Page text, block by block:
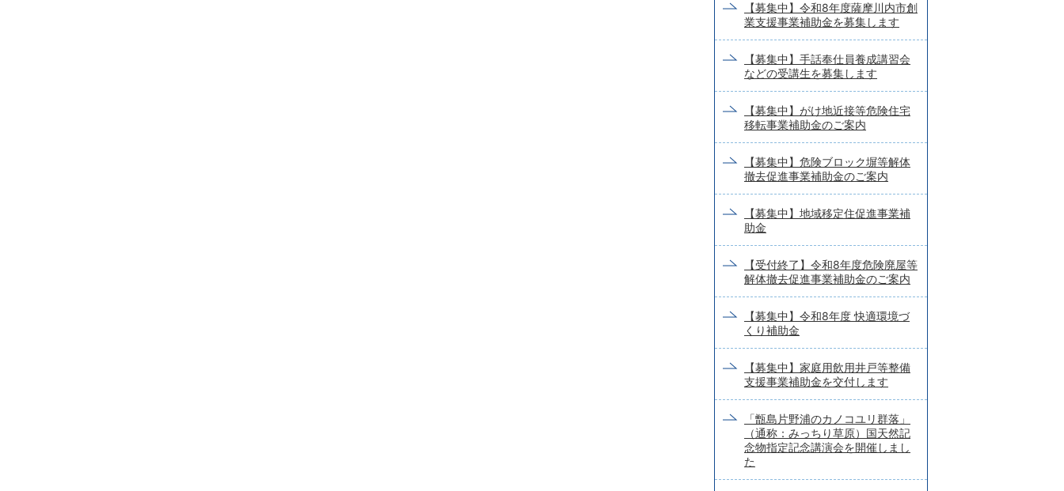
【募集中】令和8年度薩摩川内市創
業支援事業補助金を募集します
【募集中】手話奉仕員養成講習会
などの受講生を募集します
【募集中】がけ地近接等危険住宅
移転事業補助金のご案内
【募集中】危険ブロック塀等解体
撤去促進事業補助金のご案内
【募集中】地域移定住促進事業補
助金
【受付終了】令和8年度危険廃屋等
解体撤去促進事業補助金のご案内
【募集中】令和8年度 快適環境づ
くり補助金
【募集中】家庭用飲用井戸等整備
支援事業補助金を交付します
「甑島片野浦のカノコユリ群落」
（通称：みっちり草原）国天然記
念物指定記念講演会を開催しまし
た